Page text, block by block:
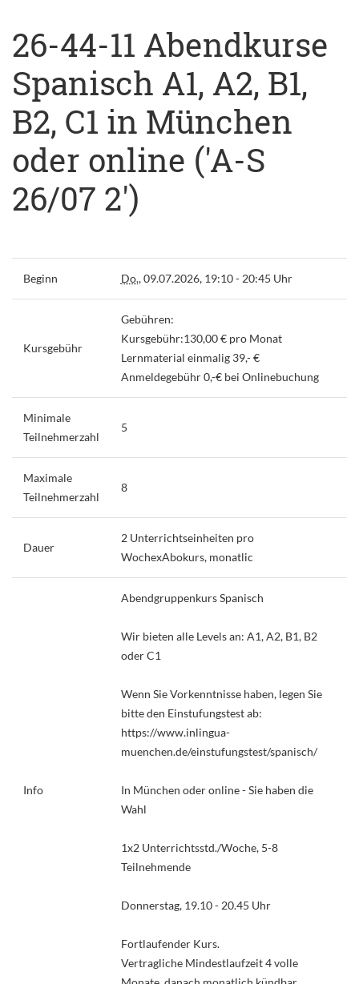
26-44-11 Abendkurse
Spanisch A1, A2, B1,
B2, C1 in München
oder online ('A-S
26/07 2')
Beginn Do., 09.07.2026, 19:10 - 20:45 Uhr
Kursgebühr
Gebühren:
Kursgebühr:130,00 € pro Monat
Lernmaterial einmalig 39,- €
Anmeldegebühr 0,-€ bei Onlinebuchung
Minimale
Teilnehmerzahl
5
Maximale
Teilnehmerzahl
8
Dauer
2 Unterrichtseinheiten pro
WochexAbokurs, monatlic
Info
Abendgruppenkurs Spanisch
Wir bieten alle Levels an: A1, A2, B1, B2
oder C1
Wenn Sie Vorkenntnisse haben, legen Sie
bitte den Einstufungstest ab:
https://www.inlingua-
muenchen.de/einstufungstest/spanisch/
In München oder online - Sie haben die
Wahl
1x2 Unterrichtsstd./Woche, 5-8
Teilnehmende
Donnerstag, 19.10 - 20.45 Uhr
Fortlaufender Kurs.
Vertragliche Mindestlaufzeit 4 volle